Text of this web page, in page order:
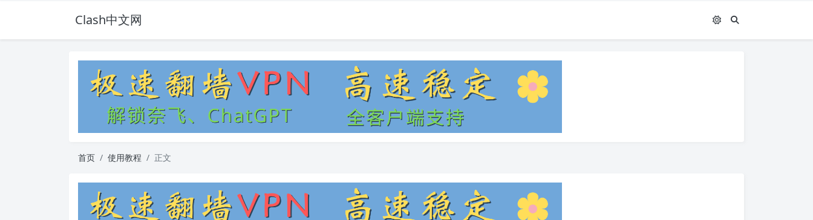
Clash中文网
首页 使用教程 正文